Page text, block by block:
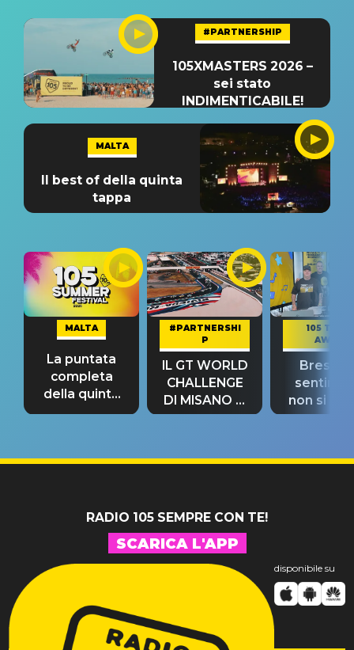
#PARTNERSHIP
105XMASTERS 2026 –
sei stato
INDIMENTICABILE!
MALTA
Il best of della quinta
tappa
MALTA
La puntata
completa
della quinta
tappa
#PARTNERSHI
P
IL GT WORLD
CHALLENGE
DI MISANO si
riconferma
105 TAKE
AWAY
Bresh:
non si
fino alla
RADIO 105 SEMPRE CON TE!
SCARICA L'APP
disponibile su